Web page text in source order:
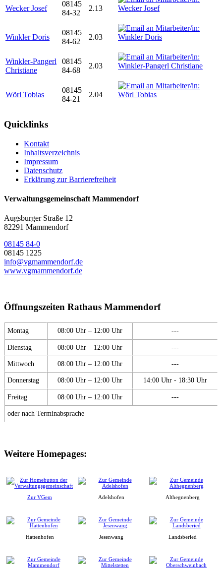
Wecker Josef
08145
84-32
2.13
Winkler Doris
08145
84-62
2.03
Winkler-Pangerl
Christiane
08145
84-68
2.03
Wörl Tobias
08145
84-21
2.04
Quicklinks
Kontakt
Inhaltsverzeichnis
Impressum
Datenschutz
Erklärung zur Barrierefreiheit
Verwaltungsgemeinschaft Mammendorf
Augsburger Straße 12
82291 Mammendorf
08145 84-0
08145 1225
info@vgmammendorf.de
www.vgmammendorf.de
Öffnungszeiten Rathaus Mammendorf
Montag 08:00 Uhr – 12:00 Uhr ---
Dienstag 08:00 Uhr – 12:00 Uhr ---
Mittwoch 08:00 Uhr – 12:00 Uhr ---
Donnerstag 08:00 Uhr – 12:00 Uhr 14:00 Uhr - 18:30 Uhr
Freitag 08:00 Uhr – 12:00 Uhr ---
oder nach Terminabsprache
Weitere Homepages:
Zur VGem Adelshofen Althegnenberg
Hattenhofen Jesenwang Landsberied